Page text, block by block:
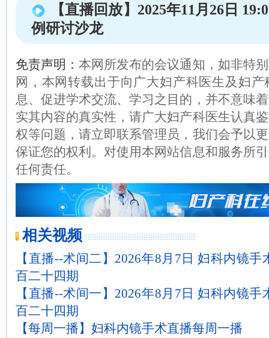
【直播回放】2025年11月26日
例研讨沙龙
免责声明：本网所发布的会议通知，如非特
网，本网转载出于向广大妇产科医生及妇
息、促进学术交流、学习之目的，并不意味
实其内容的真实性，请广大妇产科医生认真
权等问题，请立即联系管理员，我们会予以
保证您的权利。对使用本网站信息和服务所
任何责任。
相关视频
【直播--术间二】2026年8月7日 妇科内镜
百二十四期
【直播--术间一】2026年8月7日 妇科内镜
百二十四期
【每周一播】妇科内镜手术直播每周一播